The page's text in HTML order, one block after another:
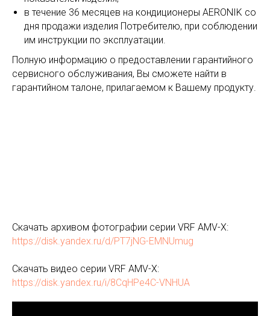
в течение 36 месяцев на кондиционеры AERONIK со
дня продажи изделия Потребителю, при соблюдении
им инструкции по эксплуатации.
Полную информацию о предоставлении гарантийного
сервисного обслуживания, Вы сможете найти в
гарантийном талоне, прилагаемом к Вашему продукту.
Скачать архивом фотографии серии VRF AMV-X:
https://disk.yandex.ru/d/PT7jNG-EMNUmug
Скачать видео серии VRF AMV-X:
https://disk.yandex.ru/i/8CqHPe4C-VNHUA